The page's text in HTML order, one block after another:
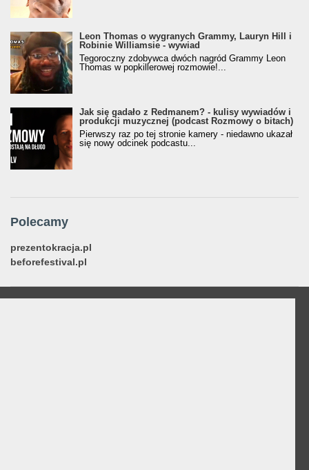
Leon Thomas o wygranych Grammy, Lauryn Hill i
Robinie Williamsie - wywiad
Tegoroczny zdobywca dwóch nagród Grammy Leon
Thomas w popkillerowej rozmowie!...
Jak się gadało z Redmanem? - kulisy wywiadów i
produkcji muzycznej (podcast Rozmowy o bitach)
Pierwszy raz po tej stronie kamery - niedawno ukazał
się nowy odcinek podcastu...
Polecamy
prezentokracja.pl
beforefestival.pl